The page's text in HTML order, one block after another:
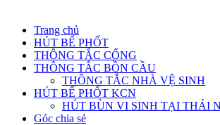
Trang chủ
HÚT BỂ PHỐT
THÔNG TẮC CỐNG
THÔNG TẮC BỒN CẦU
THÔNG TẮC NHÀ VỆ SINH
HÚT BỂ PHỐT KCN
HÚT BÙN VI SINH TẠI THÁI
Góc chia sẻ